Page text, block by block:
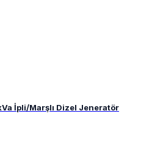
İpli/Marşlı Dizel Jeneratör